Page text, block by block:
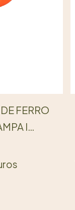
FERRO
I
I 24
I LINHA